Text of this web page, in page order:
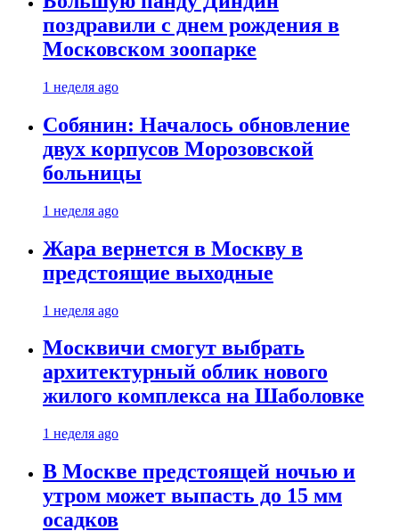
поздравили с днем рождения в
Московском зоопарке
1 неделя ago
Собянин: Началось обновление
двух корпусов Морозовской
больницы
1 неделя ago
Жара вернется в Москву в
предстоящие выходные
1 неделя ago
Москвичи смогут выбрать
архитектурный облик нового
жилого комплекса на Шаболовке
1 неделя ago
В Москве предстоящей ночью и
утром может выпасть до 15 мм
осадков